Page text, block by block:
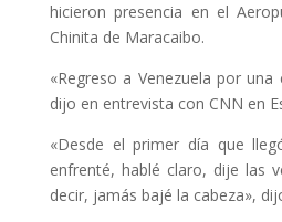
hicieron presencia en el
Chinita de Maracaibo.
«Regreso a Venezuela por
dijo en entrevista con CNN en
«Desde el primer día que
enfrenté, hablé claro, dije las
decir, jamás bajé la cabeza»,